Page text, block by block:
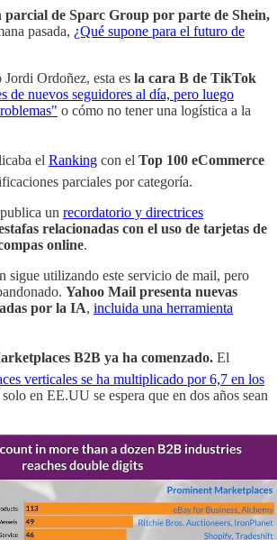
parcial de Sparc Group por parte de Shein,
pasada, ¿Qué supone para el futuro de
Ordoñez, esta es la cara B de TikTok
de nuevos seguidores al día, pero luego
o cómo no tener una logística a la
el Ranking con el Top 100 eCommerce
parciales por categoría.
un recordatorio y directrices
relacionadas con el uso de tarjetas de
online.
sigue utilizando este servicio de mail, pero
Yahoo Mail presenta nuevas
por la IA, incluida una herramienta
B2B ya ha comenzado. El
verticales se ha multiplicado por 6,7 en los
en EE.UU se espera que en dos años sean